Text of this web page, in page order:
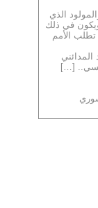
بولس الرسول إلى أهل رومية 15: 12 والمولود الذي
في ذلك
تطلب الأمم